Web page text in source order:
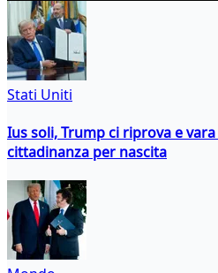
Stati Uniti
Ius soli, Trump ci riprova e
cittadinanza per nascita